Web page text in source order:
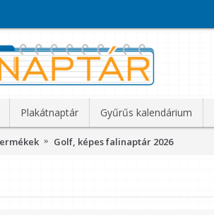
Plakátnaptár Gyűrűs kalendárium
Golf, képes falinaptár 2026